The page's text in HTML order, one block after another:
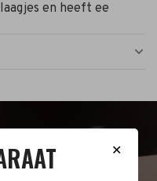
en heeft ee
✕